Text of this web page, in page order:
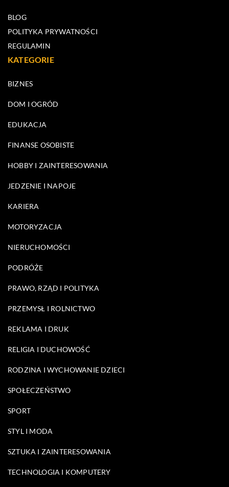
BLOG
POLITYKA PRYWATNOŚCI
REGULAMIN
KATEGORIE
BIZNES
DOM I OGRÓD
EDUKACJA
FINANSE OSOBISTE
HOBBY I ZAINTERESOWANIA
JEDZENIE I NAPOJE
KARIERA
MOTORYZACJA
NIERUCHOMOŚCI
PODRÓŻE
PRAWO, RZĄD I POLITYKA
PRZEMYSŁ I ROLNICTWO
REKLAMA I DRUK
RELIGIA I DUCHOWOŚĆ
RODZINA I WYCHOWANIE DZIECI
SPOŁECZEŃSTWO
SPORT
STYL I MODA
SZTUKA I ZAINTERESOWANIA
TECHNOLOGIA I KOMPUTERY